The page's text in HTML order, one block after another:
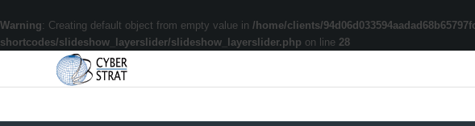
Warning: Creating default object from empty value in /home/clients/
shortcodes/slideshow_layerslider/slideshow_layerslider.php on line 28